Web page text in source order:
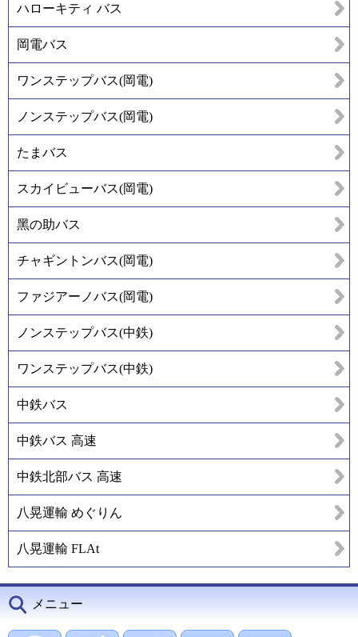
ハローキティ バス
岡電バス
ワンステップバス(岡電)
ノンステップバス(岡電)
たまバス
スカイビューバス(岡電)
黑の助バス
チャギントンバス(岡電)
ファジアーノバス(岡電)
ノンステップバス(中鉄)
ワンステップバス(中鉄)
中鉄バス
中鉄バス 高速
中鉄北部バス 高速
八晃運輸 めぐりん
八晃運輸 FLAt
メニュー